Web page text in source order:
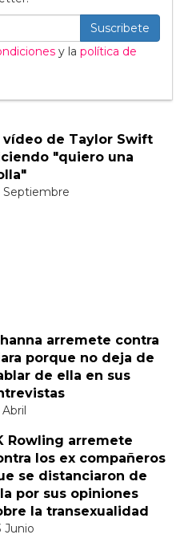
Suscribete
y la política de
vídeo de Taylor Swift
"quiero una
Septiembre
arremete contra
porque no deja de
de ella en sus
Abril
Rowling arremete
los ex compañeros
se distanciaron de
por sus opiniones
la transexualidad
Junio